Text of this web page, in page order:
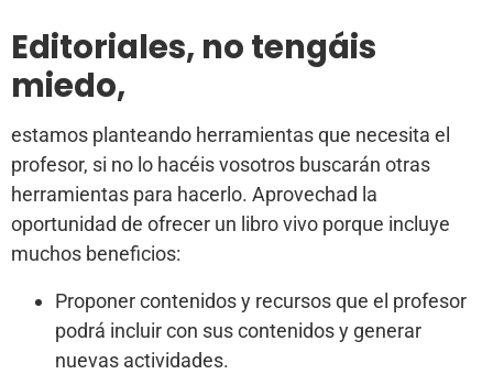
Editoriales, no tengáis
miedo,
estamos planteando herramientas que necesita el
profesor, si no lo hacéis vosotros buscarán otras
herramientas para hacerlo. Aprovechad la
oportunidad de ofrecer un libro vivo porque incluye
muchos beneficios:
Proponer contenidos y recursos que el profesor
podrá incluir con sus contenidos y generar
nuevas actividades.